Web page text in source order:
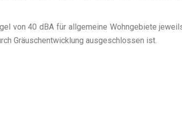
von 40 dBA für allgemeine Wohngebiete
Gräuschentwicklung ausgeschlossen ist.